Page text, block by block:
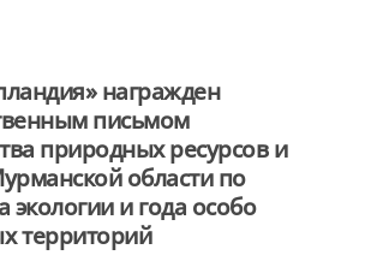
награжден
письмом
природных ресурсов и
области по
экологии и года особо
территорий